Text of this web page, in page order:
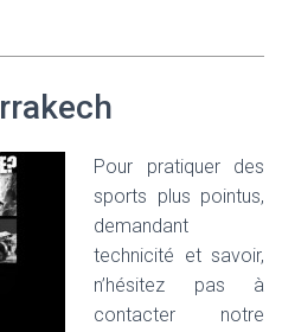
Pour pratiquer des
sports plus pointus,
demandant
technicité et savoir,
n’hésitez pas à
contacter notre